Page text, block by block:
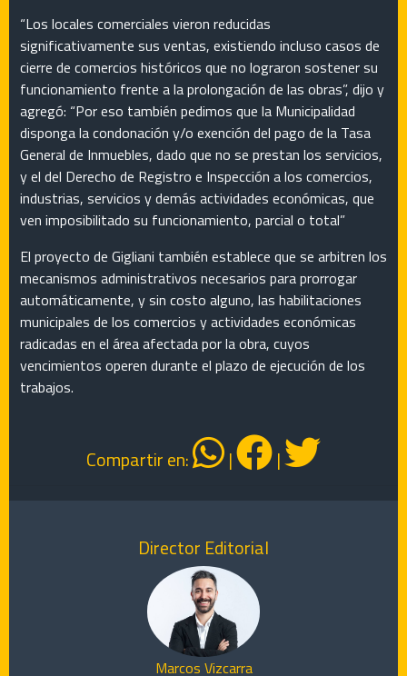
“Los locales comerciales vieron reducidas
significativamente sus ventas, existiendo incluso casos de
cierre de comercios históricos que no lograron sostener su
funcionamiento frente a la prolongación de las obras”, dijo y
agregó: “Por eso también pedimos que la Municipalidad
disponga la condonación y/o exención del pago de la Tasa
General de Inmuebles, dado que no se prestan los servicios,
y el del Derecho de Registro e Inspección a los comercios,
industrias, servicios y demás actividades económicas, que
ven imposibilitado su funcionamiento, parcial o total”
El proyecto de Gigliani también establece que se arbitren los
mecanismos administrativos necesarios para prorrogar
automáticamente, y sin costo alguno, las habilitaciones
municipales de los comercios y actividades económicas
radicadas en el área afectada por la obra, cuyos
vencimientos operen durante el plazo de ejecución de los
trabajos.
Compartir en: | |
Director Editorial
Marcos Vizcarra